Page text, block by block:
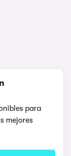
para
mejores